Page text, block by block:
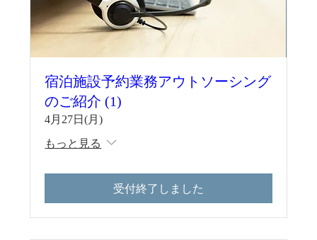
宿泊施設予約業務アウトソーシング
のご紹介 (1)
4月27日(月)
もっと見る
受付終了しました